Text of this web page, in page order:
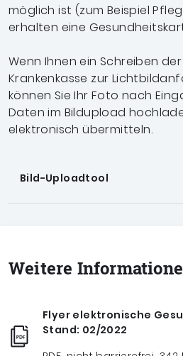
möglich ist (zum Beispiel
erhalten eine
Wenn Ihnen ein Schreiben
Krankenkasse zur
können Sie Ihr Foto nach
Daten im Bildupload
elektronisch übermitteln.
Bild-Uploadtool
Weitere
Flyer elektronische
Stand: 02/2022